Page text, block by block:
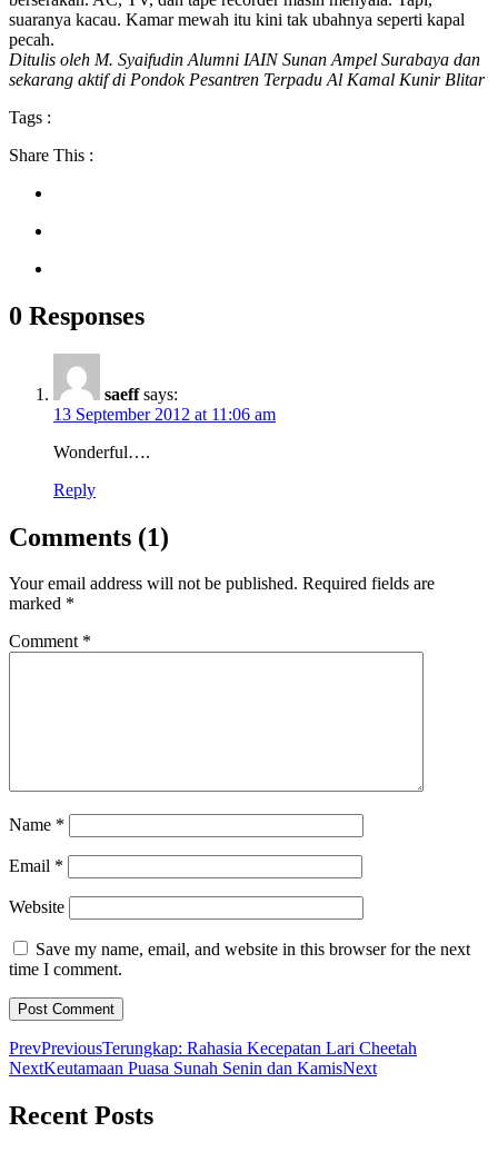
suaranya kacau. Kamar mewah itu kini tak ubahnya seperti kapal
pecah.
Ditulis oleh M. Syaifudin Alumni IAIN Sunan Ampel Surabaya dan
sekarang aktif di Pondok Pesantren Terpadu Al Kamal Kunir Blitar
Tags :
Share This :
0 Responses
saeff says:
13 September 2012 at 11:06 am
Wonderful….
Reply
Comments (1)
Your email address will not be published. Required fields are
marked *
Comment *
Name *
Email *
Website
Save my name, email, and website in this browser for the next
time I comment.
PrevPreviousTerungkap: Rahasia Kecepatan Lari Cheetah
NextKeutamaan Puasa Sunah Senin dan KamisNext
Recent Posts